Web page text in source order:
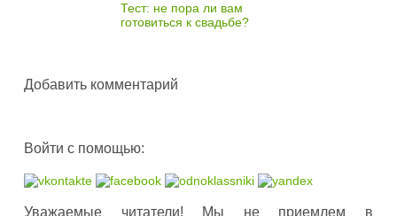
Тест: не пора ли вам
готовиться к свадьбе?
Добавить комментарий
Войти с помощью:
Уважаемые читатели! Мы не приемлем в